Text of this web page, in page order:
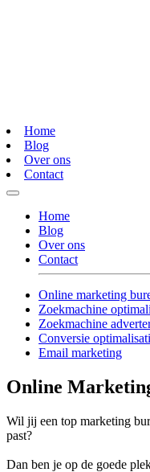
Home
Blog
Over ons
Contact
Home
Blog
Over ons
Contact
Online marketing
Zoekmachine
Zoekmachine
Conversie
Email marketing
Online
Wil jij een top marketing
past?
Dan ben je op de goede